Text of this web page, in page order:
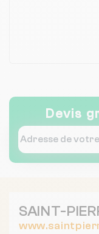
Devis
SAINT-